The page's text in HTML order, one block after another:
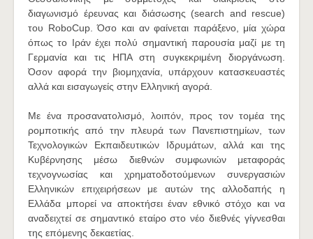
διαγωνισμό έρευνας και διάσωσης (search and rescue)
του RoboCup. Όσο και αν φαίνεται παράξενο, μία χώρα
όπως το Ιράν έχει πολύ σημαντική παρουσία μαζί με τη
Γερμανία και τις ΗΠΑ στη συγκεκριμένη διοργάνωση.
Όσον αφορά την βιομηχανία, υπάρχουν κατασκευαστές
αλλά και εισαγωγείς στην Ελληνική αγορά.
Με ένα προσανατολισμό, λοιπόν, προς τον τομέα της
ρομποτικής από την πλευρά των Πανεπιστημίων, των
Τεχνολογικών Εκπαιδευτικών Ιδρυμάτων, αλλά και της
Κυβέρνησης μέσω διεθνών συμφωνιών μεταφοράς
τεχνογνωσίας και χρηματοδοτούμενων συνεργασιών
Ελληνικών επιχειρήσεων με αυτών της αλλοδαπής η
Ελλάδα μπορεί να αποκτήσει έναν εθνικό στόχο και να
αναδειχτεί σε σημαντικό εταίρο στο νέο διεθνές γίγνεσθαι
της επόμενης δεκαετίας.